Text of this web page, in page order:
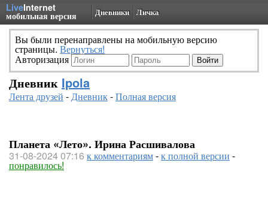
LiveInternet
мобильная версия Дневники Личка
Вы были перенаправлены на мобильную версию
страницы. Вернуться!
Авторизация
Дневник Ipola
Лента друзей -Дневник-Полная версия
Планета «Лето». Ирина Расшивалова
31-08-2024 07:16 к комментариям-к полной версии -
понравилось!